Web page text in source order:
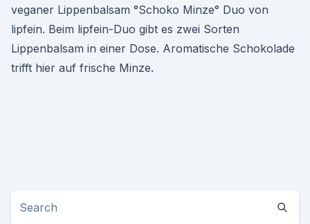
veganer Lippenbalsam °Schoko Minze° Duo von
lipfein. Beim lipfein-Duo gibt es zwei Sorten
Lippenbalsam in einer Dose. Aromatische Schokolade
trifft hier auf frische Minze.